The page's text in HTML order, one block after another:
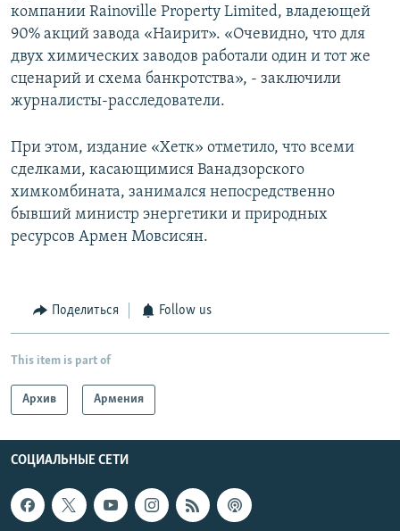
компании Rainoville Property Limited, владеющей
90% акций завода «Наирит». «Очевидно, что для
двух химических заводов работали один и тот же
сценарий и схема банкротства», - заключили
журналисты-расследователи.
При этом, издание «Хетк» отметило, что всеми
сделками, касающимися Ванадзорского
химкомбината, занимался непосредственно
бывший министр энергетики и природных
ресурсов Армен Мовсисян.
Поделиться Follow us
This item is part of
Архив Армения
СОЦИАЛЬНЫЕ СЕТИ